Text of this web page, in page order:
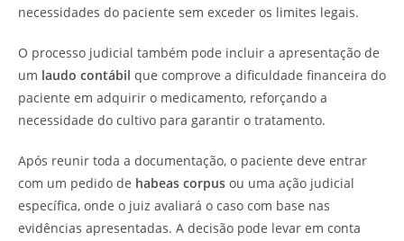
necessidades do paciente sem exceder os limites legais.
O processo judicial também pode incluir a apresentação de
um laudo contábil que comprove a dificuldade financeira do
paciente em adquirir o medicamento, reforçando a
necessidade do cultivo para garantir o tratamento.
Após reunir toda a documentação, o paciente deve entrar
com um pedido de habeas corpus ou uma ação judicial
específica, onde o juiz avaliará o caso com base nas
evidências apresentadas. A decisão pode levar em conta